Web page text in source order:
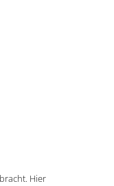
Hier